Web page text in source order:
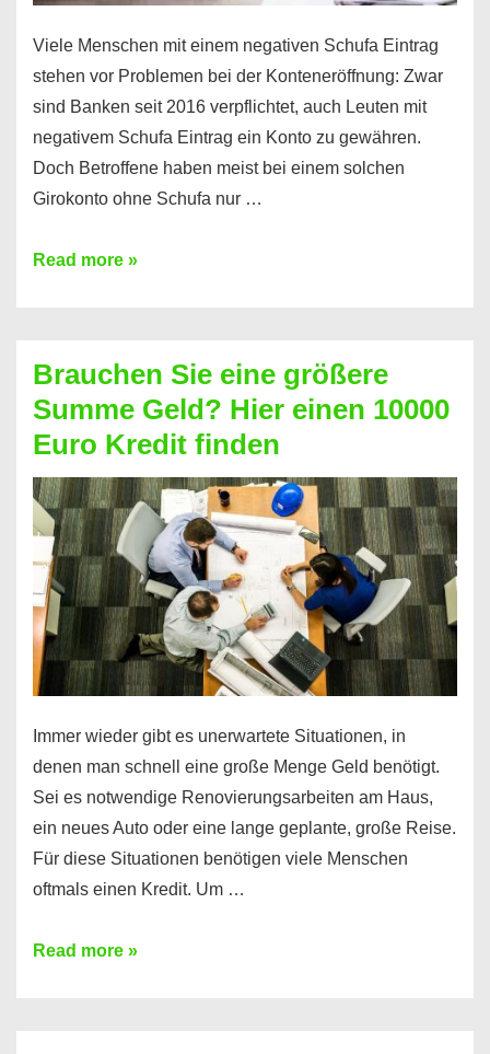
Viele Menschen mit einem negativen Schufa Eintrag
stehen vor Problemen bei der Konteneröffnung: Zwar
sind Banken seit 2016 verpflichtet, auch Leuten mit
negativem Schufa Eintrag ein Konto zu gewähren.
Doch Betroffene haben meist bei einem solchen
Girokonto ohne Schufa nur …
Günstiges
Geht
das
überhaupt?
Na
klar!
Read more »
Brauchen Sie eine größere
Summe Geld? Hier einen 10000
Euro Kredit finden
Immer wieder gibt es unerwartete Situationen, in
denen man schnell eine große Menge Geld benötigt.
Sei es notwendige Renovierungsarbeiten am Haus,
ein neues Auto oder eine lange geplante, große Reise.
Für diese Situationen benötigen viele Menschen
oftmals einen Kredit. Um …
Brauchen
Read more »